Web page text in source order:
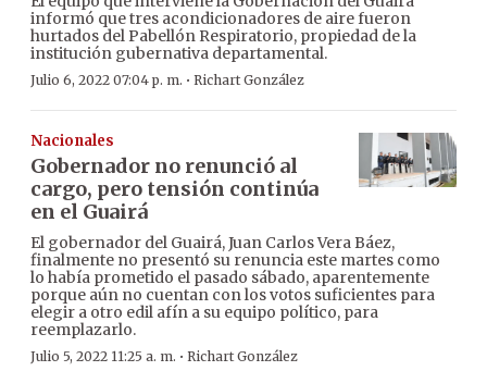
informó que tres acondicionadores de aire fueron
hurtados del Pabellón Respiratorio, propiedad de la
institución gubernativa departamental.
Julio 6, 2022 07:04 p. m. · Richart González
Nacionales
Gobernador no renunció al
cargo, pero tensión continúa
en el Guairá
El gobernador del Guairá, Juan Carlos Vera Báez,
finalmente no presentó su renuncia este martes como
lo había prometido el pasado sábado, aparentemente
porque aún no cuentan con los votos suficientes para
elegir a otro edil afín a su equipo político, para
reemplazarlo.
Julio 5, 2022 11:25 a. m. · Richart González